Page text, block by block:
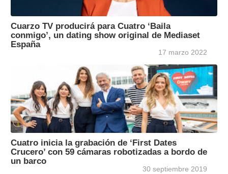
Cuarzo TV producirá para Cuatro ‘Baila
conmigo’, un dating show original de Mediaset
España
17 marzo 2022
Cuatro inicia la grabación de ‘First Dates
Crucero’ con 59 cámaras robotizadas a bordo de
un barco
30 septiembre 2019